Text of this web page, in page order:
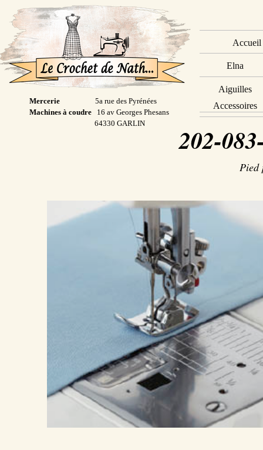
Accueil
Elna
Aiguilles
Accessoires
Mercerie
5a rue des Pyrénées
Machines à coudre
16 av Georges Phesans
64330 GARLIN
202-
Pied